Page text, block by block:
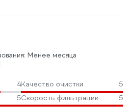
Менее месяца
4Качество очистки
5
5Скорость фильтрации 5